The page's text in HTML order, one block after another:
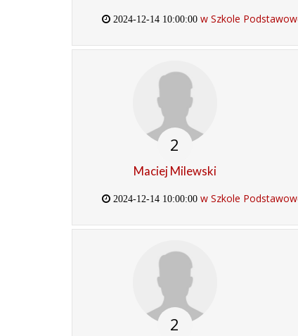
2024-12-14 10:00:00 w Szkole
2
Maciej Milewski
2024-12-14 10:00:00 w Szkole
2